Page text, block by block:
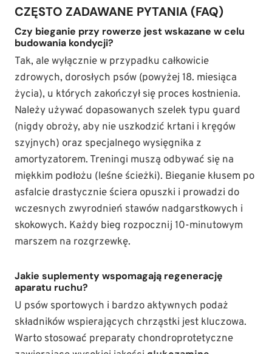
CZĘSTO ZADAWANE PYTANIA (FAQ)
Czy bieganie przy rowerze jest wskazane w celu
budowania kondycji?
Tak, ale wyłącznie w przypadku całkowicie
zdrowych, dorosłych psów (powyżej 18. miesiąca
życia), u których zakończył się proces kostnienia.
Należy używać dopasowanych szelek typu guard
(nigdy obroży, aby nie uszkodzić krtani i kręgów
szyjnych) oraz specjalnego wysięgnika z
amortyzatorem. Treningi muszą odbywać się na
miękkim podłożu (leśne ścieżki). Bieganie kłusem po
asfalcie drastycznie ściera opuszki i prowadzi do
wczesnych zwyrodnień stawów nadgarstkowych i
skokowych. Każdy bieg rozpocznij 10-minutowym
marszem na rozgrzewkę.
Jakie suplementy wspomagają regenerację
aparatu ruchu?
U psów sportowych i bardzo aktywnych podaż
składników wspierających chrząstki jest kluczowa.
Warto stosować preparaty chondroprotetyczne